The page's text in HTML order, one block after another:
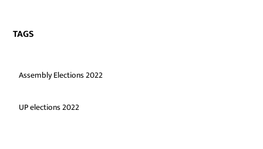
TAGS
Assembly Elections 2022
UP elections 2022